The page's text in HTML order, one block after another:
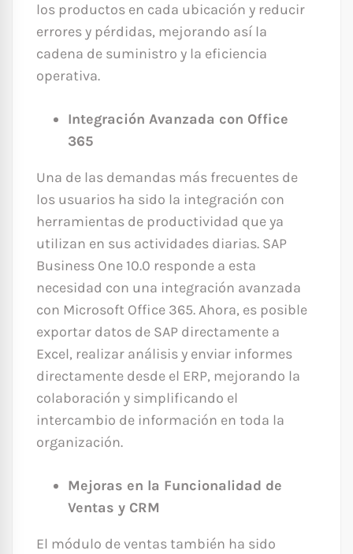
los productos en cada ubicación y reducir
errores y pérdidas, mejorando así la
cadena de suministro y la eficiencia
operativa.
Integración Avanzada con Office
365
Una de las demandas más frecuentes de
los usuarios ha sido la integración con
herramientas de productividad que ya
utilizan en sus actividades diarias. SAP
Business One 10.0 responde a esta
necesidad con una integración avanzada
con Microsoft Office 365. Ahora, es posible
exportar datos de SAP directamente a
Excel, realizar análisis y enviar informes
directamente desde el ERP, mejorando la
colaboración y simplificando el
intercambio de información en toda la
organización.
Mejoras en la Funcionalidad de
Ventas y CRM
El módulo de ventas también ha sido